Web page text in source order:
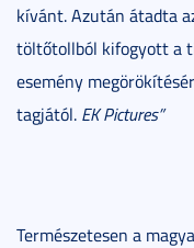
kívánt. Azután átadta
töltőtollból kifogyott a
esemény
tagjától. EK Pictures”
Természetesen a